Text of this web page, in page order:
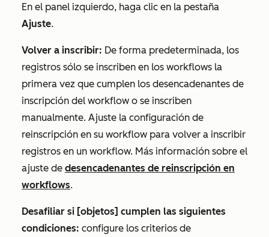
En el panel izquierdo, haga clic en la pestaña
Ajuste.
Volver a inscribir: De forma predeterminada, los
registros sólo se inscriben en los workflows la
primera vez que cumplen los desencadenantes de
inscripción del workflow o se inscriben
manualmente. Ajuste la configuración de
reinscripción en su workflow para volver a inscribir
registros en un workflow. Más información sobre el
ajuste de desencadenantes de reinscripción en
workflows.
Desafiliar si [objetos] cumplen las siguientes
condiciones: configure los criterios de